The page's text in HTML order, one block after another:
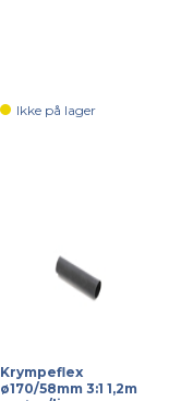
Ikke på lager
Krympeflex
ø170/58mm 3:1 1,2m